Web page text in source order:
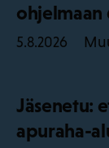
ohjelmaan
5.8.2026
Jäsenetu:
apuraha-